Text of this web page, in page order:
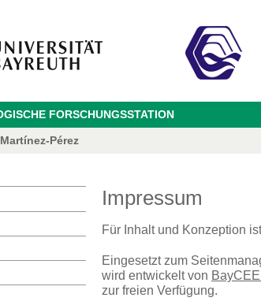
FORSCHUNGSSTATION
Pérez
Impressum
Für Inhalt und Konzeption
Eingesetzt zum
wird entwickelt von
zur freien Verfügung.